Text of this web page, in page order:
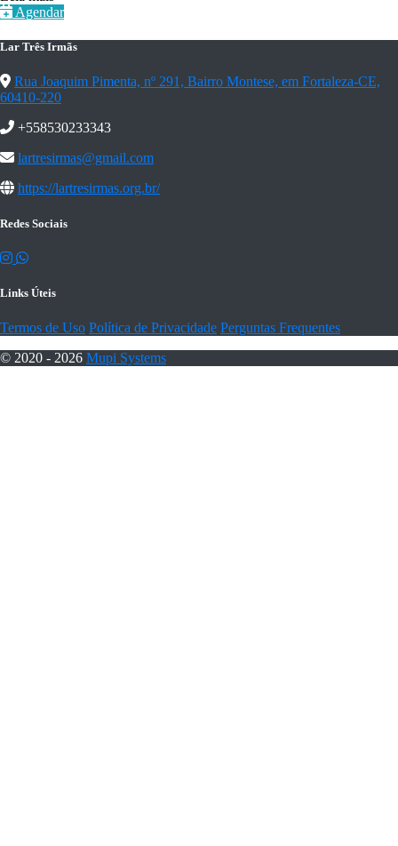
Agendar
Lar Três Irmãs
Rua Joaquim Pimenta, nº 291, Bairro Montese, em Fortaleza-CE,
60410-220
+558530233343
lartresirmas@gmail.com
https://lartresirmas.org.br/
Redes Sociais
Links Úteis
Termos de Uso Política de Privacidade Perguntas Frequentes
© 2020 - 2026 Mupi Systems